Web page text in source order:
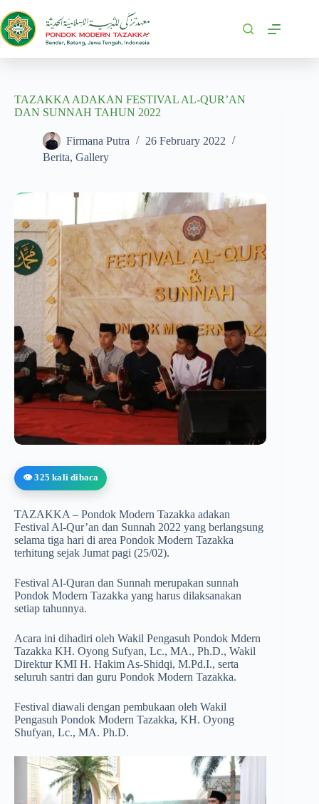
TAZAKKA ADAKAN FESTIVAL AL-QUR’AN
DAN SUNNAH TAHUN 2022
Firmana Putra
26 February 2022
Berita, Gallery
👁️ 325 kali dibaca
TAZAKKA – Pondok Modern Tazakka adakan
Festival Al-Qur’an dan Sunnah 2022 yang berlangsung
selama tiga hari di area Pondok Modern Tazakka
terhitung sejak Jumat pagi (25/02).
Festival Al-Quran dan Sunnah merupakan sunnah
Pondok Modern Tazakka yang harus dilaksanakan
setiap tahunnya.
Acara ini dihadiri oleh Wakil Pengasuh Pondok Mdern
Tazakka KH. Oyong Sufyan, Lc., MA., Ph.D., Wakil
Direktur KMI H. Hakim As-Shidqi, M.Pd.I., serta
seluruh santri dan guru Pondok Modern Tazakka.
Festival diawali dengan pembukaan oleh Wakil
Pengasuh Pondok Modern Tazakka, KH. Oyong
Shufyan, Lc., MA. Ph.D.